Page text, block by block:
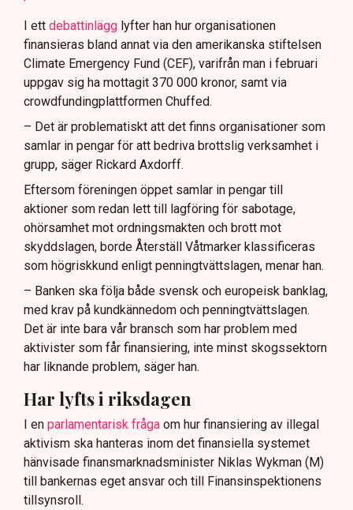
I ett debattinlägg lyfter han hur organisationen
finansieras bland annat via den amerikanska stiftelsen
Climate Emergency Fund (CEF), varifrån man i februari
uppgav sig ha mottagit 370 000 kronor, samt via
crowdfundingplattformen Chuffed.
– Det är problematiskt att det finns organisationer som
samlar in pengar för att bedriva brottslig verksamhet i
grupp, säger Rickard Axdorff.
Eftersom föreningen öppet samlar in pengar till
aktioner som redan lett till lagföring för sabotage,
ohörsamhet mot ordningsmakten och brott mot
skyddslagen, borde Återställ Våtmarker klassificeras
som högriskkund enligt penningtvättslagen, menar han.
– Banken ska följa både svensk och europeisk banklag,
med krav på kundkännedom och penningtvättslagen.
Det är inte bara vår bransch som har problem med
aktivister som får finansiering, inte minst skogssektorn
har liknande problem, säger han.
Har lyfts i riksdagen
I en parlamentarisk fråga om hur finansiering av illegal
aktivism ska hanteras inom det finansiella systemet
hänvisade finansmarknadsminister Niklas Wykman (M)
till bankernas eget ansvar och till Finansinspektionens
tillsynsroll.